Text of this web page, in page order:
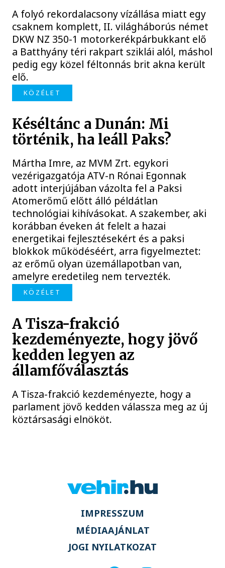
A folyó rekordalacsony vízállása miatt egy
csaknem komplett, II. világháborús német
DKW NZ 350-1 motorkerékpárbukkant elő
a Batthyány téri rakpart sziklái alól, máshol
pedig egy közel féltonnás brit akna került
elő.
KÖZÉLET
Késéltánc a Dunán: Mi
történik, ha leáll Paks?
Mártha Imre, az MVM Zrt. egykori
vezérigazgatója ATV-n Rónai Egonnak
adott interjújában vázolta fel a Paksi
Atomerőmű előtt álló példátlan
technológiai kihívásokat. A szakember, aki
korábban éveken át felelt a hazai
energetikai fejlesztésekért és a paksi
blokkok működéséért, arra figyelmeztet:
az erőmű olyan üzemállapotban van,
amelyre eredetileg nem tervezték.
KÖZÉLET
A Tisza-frakció
kezdeményezte, hogy jövő
kedden legyen az
államfőválasztás
A Tisza-frakció kezdeményezte, hogy a
parlament jövő kedden válassza meg az új
köztársasági elnököt.
IMPRESSZUM
MÉDIAAJÁNLAT
JOGI NYILATKOZAT